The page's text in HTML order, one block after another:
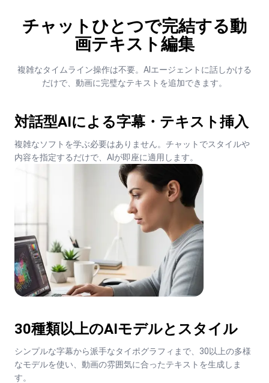
チャットひとつで完結する動
画テキスト編集
複雑なタイムライン操作は不要。AIエージェントに話しかける
だけで、動画に完璧なテキストを追加できます。
対話型AIによる字幕・テキスト挿入
複雑なソフトを学ぶ必要はありません。チャットでスタイルや
内容を指定するだけで、AIが即座に適用します。
30種類以上のAIモデルとスタイル
シンプルな字幕から派手なタイポグラフィまで、30以上の多様
なモデルを使い、動画の雰囲気に合ったテキストを生成しま
す。